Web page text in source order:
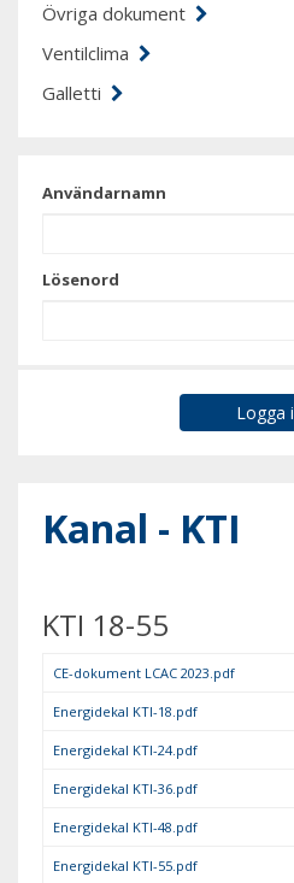
Övriga dokument
Ventilclima
Galletti
Användarnamn
Lösenord
Kanal - KTI
KTI 18-55
CE-dokument LCAC 2023.pdf
Energidekal KTI-18.pdf
Energidekal KTI-24.pdf
Energidekal KTI-36.pdf
Energidekal KTI-48.pdf
Energidekal KTI-55.pdf